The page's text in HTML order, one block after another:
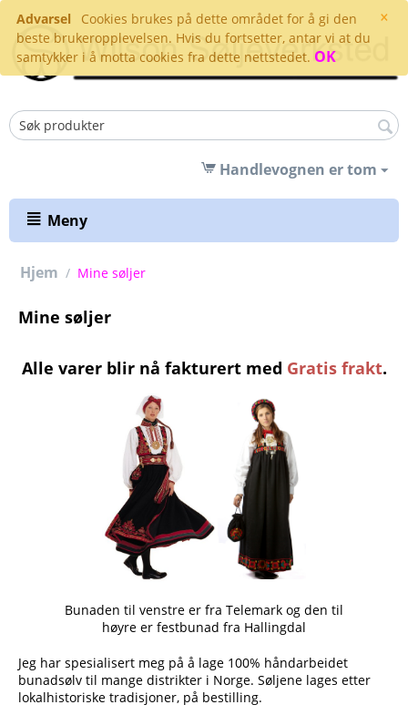
×
Advarsel
Cookies brukes på dette området for å gi den
beste brukeropplevelsen. Hvis du fortsetter, antar vi at du
samtykker i å motta cookies fra dette nettstedet. OK
Handlevognen er tom
Meny
Hjem / Mine søljer
Mine søljer
Alle varer blir nå fakturert med Gratis frakt.
Bunaden til venstre er fra Telemark og den til
høyre er festbunad fra Hallingdal
Jeg har spesialisert meg på å lage 100% håndarbeidet
bunadsølv til mange distrikter i Norge. Søljene lages etter
lokalhistoriske tradisjoner, på bestilling.